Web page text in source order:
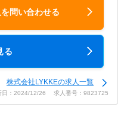
問い合わせる
る
株式会社LYKKEの求人一覧
日：2024/12/26 求人番号：9823725